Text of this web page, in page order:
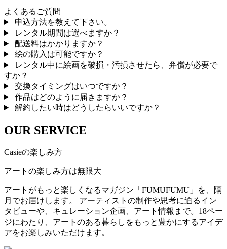
よくあるご質問
申込方法を教えて下さい。
レンタル期間は選べますか？
配送料はかかりますか？
絵の購入は可能ですか？
レンタル中に絵画を破損・汚損させたら、弁償が必要で
すか？
交換タイミングはいつですか？
作品はどのように届きますか？
解約したい時はどうしたらいいですか？
OUR SERVICE
Casieの楽しみ方
アートの楽しみ方は無限大
アートがもっと楽しくなるマガジン「FUMUFUMU」を、隔
月でお届けします。 アーティストの制作や思考に迫るイン
タビューや、キュレーション企画、アート情報まで。18ペー
ジにわたり、アートのある暮らしをもっと豊かにするアイデ
アをお楽しみいただけます。